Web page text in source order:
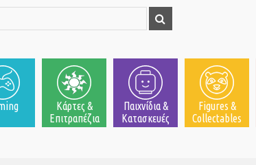
Κάρτες &
Επιτραπέζια
Παιχνίδια &
Κατασκευές
Figures &
Collectables